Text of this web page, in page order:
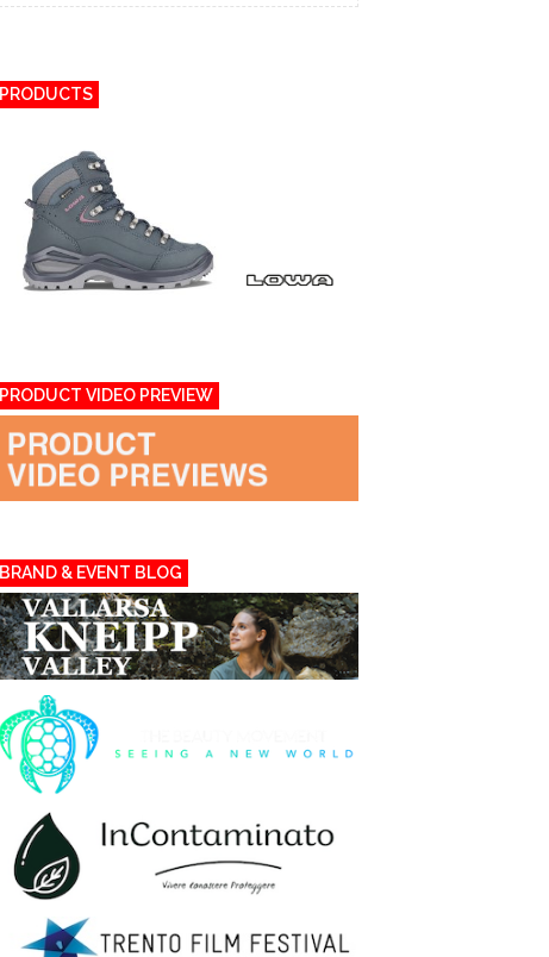
PRODUCTS
PRODUCT VIDEO PREVIEW
BRAND & EVENT BLOG